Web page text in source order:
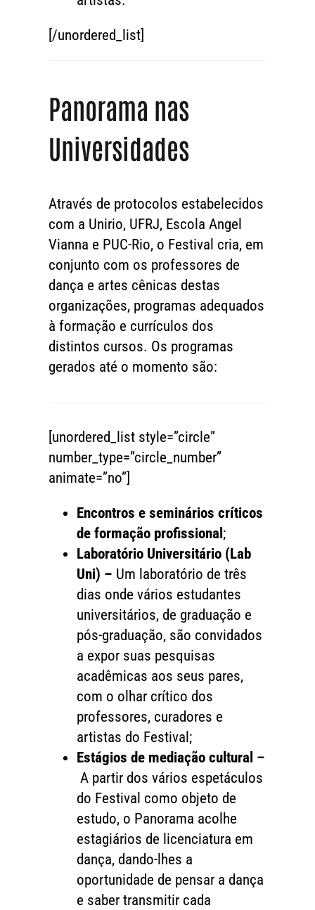
[/unordered_list]
Panorama nas
Universidades
Através de protocolos estabelecidos
com a Unirio, UFRJ, Escola Angel
Vianna e PUC-Rio, o Festival cria, em
conjunto com os professores de
dança e artes cênicas destas
organizações, programas adequados
à formação e currículos dos
distintos cursos. Os programas
gerados até o momento são:
[unordered_list style=”circle”
number_type=”circle_number”
animate=”no”]
Encontros e seminários críticos
de formação profissional ;
Laboratório Universitário (Lab
Uni) – Um laboratório de três
dias onde vários estudantes
universitários, de graduação e
pós-graduação, são convidados
a expor suas pesquisas
acadêmicas aos seus pares,
com o olhar crítico dos
professores, curadores e
artistas do Festival;
Estágios de mediação cultural –
A partir dos vários espetáculos
do Festival como objeto de
estudo, o Panorama acolhe
estagiários de licenciatura em
dança, dando-lhes a
oportunidade de pensar a dança
e saber transmitir cada